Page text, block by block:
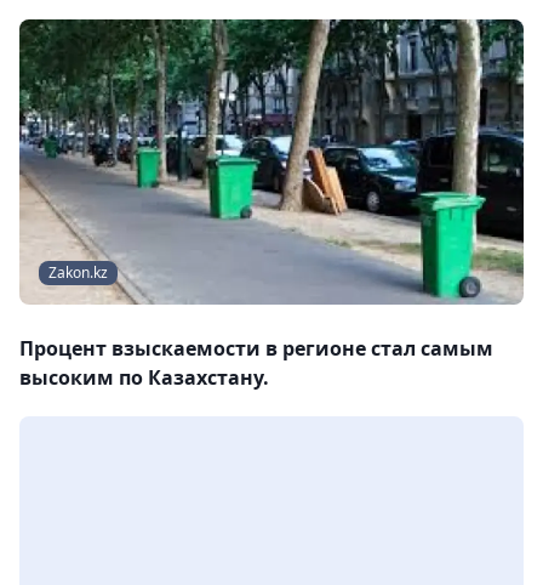
Zakon.kz
Процент взыскаемости в регионе стал самым
высоким по Казахстану.